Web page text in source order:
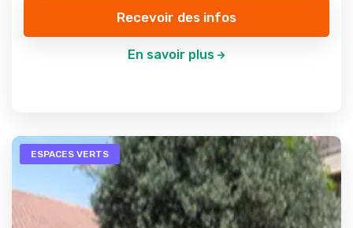
Recevoir des infos
En savoir plus
ESPACES VERTS